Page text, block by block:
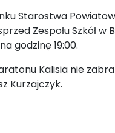
Starostwa
Zespołu Szkół
godzinę 19:00.
Kalisia nie
Kurzajczyk.